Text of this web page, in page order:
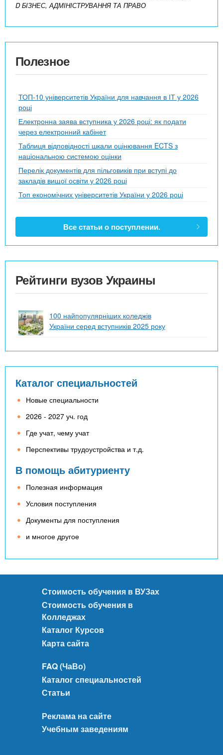
D БІЗНЕС, АДМІНІСТРУВАННЯ ТА ПРАВО
Полезное
ТОП-10 університетів України для навчання в ІТ у 2026
році
Електронна заява вступника у 2026 році: як подати
через електронний кабінет
Таблиця відповідності шкали оцінювання ECTS з
національною системою оцінки
Перелік документів для пільговиків при вступі до
закладів вищої освіти у 2026 році
Топ економічних університетів України у 2026 році
Все статьи о поступлении.
Рейтинги вузов Украины
100 найпопулярніших коледжів
України серед вступників 2025 року
Каталог специальностей
Новые специальности
2026 - 2027 уч. год
Где учат, чему учат
Перспективы трудоустройства и т.д.
В помощь абитуриенту
Полезная информация
Условия поступления
Документы для поступления
и многое другое
Стоимость обучения в ВУЗах
Стоимость обучения в
Колледжах
Каталог Курсов
Карта сайта
FAQ (ЧаВо)
Каталог специальностей
Статьи
Реклама на сайте
Учебным заведениям